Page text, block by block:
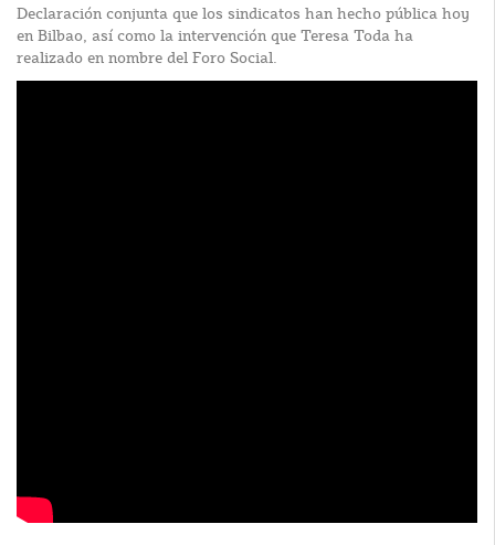
Declaración conjunta que los sindicatos han hecho pública hoy
en Bilbao, así como la intervención que Teresa Toda ha
realizado en nombre del Foro Social.